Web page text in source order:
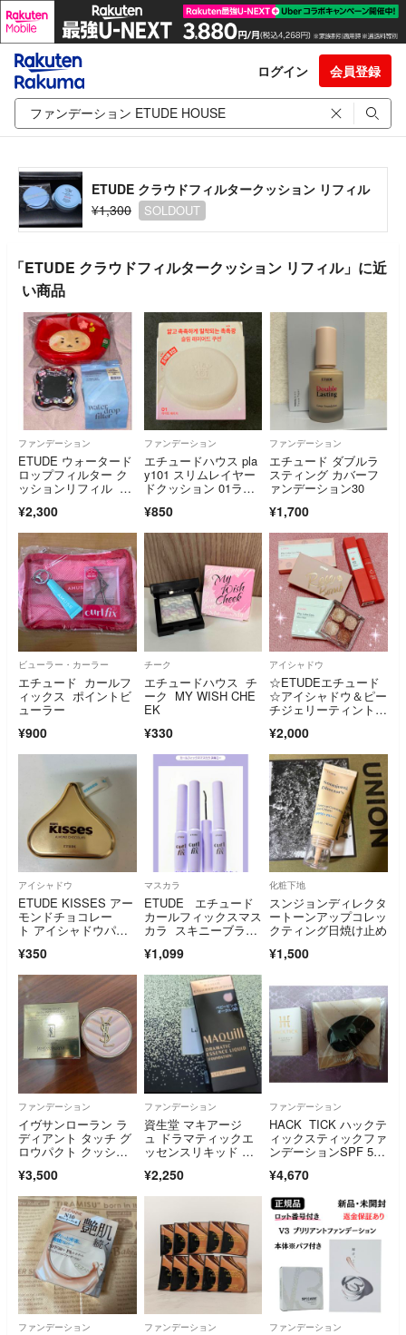
ログイン 会員登録
ETUDE クラウドフィルタークッション リフィル
¥1,300
SOLDOUT
「ETUDE クラウドフィルタークッション リフィル」に近
い商品
ファンデーション
ETUDE ウォータード
ロップフィルター ク
ッションリフィル ぺ
¥2,300
ファンデーション
エチュードハウス pla
y101 スリムレイヤー
ドクッション 01ライ
¥850
ファンデーション
エチュード ダブルラ
スティング カバーフ
ァンデーション30
¥1,700
ビューラー・カーラー
エチュード カールフ
ィックス ポイントビ
ューラー
¥900
チーク
エチュードハウス チ
ーク MY WISH CHE
EK
¥330
アイシャドウ
☆ETUDEエチュード
☆アイシャドウ＆ピー
チジェリーティント3
¥2,000
アイシャドウ
ETUDE KISSES アー
モンドチョコレー
ト アイシャドウパレ
¥350
マスカラ
ETUDE エチュード
カールフィックスマス
カラ スキニーブラッ
¥1,099
化粧下地
スンジョンディレクタ
ートーンアップコレッ
クティング日焼け止め
¥1,500
ファンデーション
イヴサンローラン ラ
ディアント タッチ グ
ロウパクト クッショ
¥3,500
ファンデーション
資生堂 マキアージ
ュ ドラマティックエ
ッセンスリキッド ベ
0(25ml)
¥2,250
ファンデーション
HACK TICK ハックテ
ィックスティックファ
ンデーションSPF 5
チュラル(リニューア
¥4,670
ファンデーション ファンデーション ファンデーション